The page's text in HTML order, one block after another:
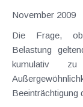
November 2009
Die Frage, ob
Belastung
kumulativ zu erfüllenden Voraussetzungen der
Außergewöhnlichkeit , Zwangsläufigkeit
Beeinträchtigung